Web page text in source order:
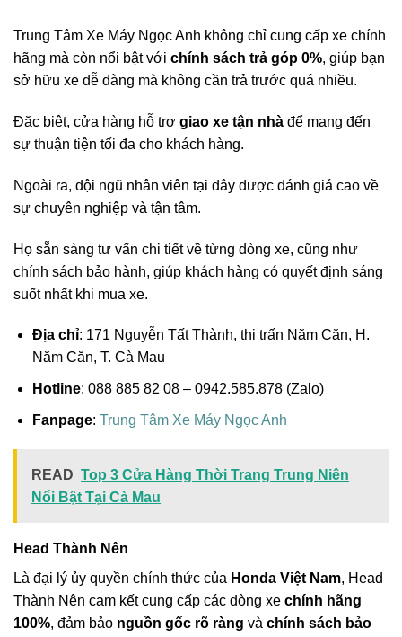
Trung Tâm Xe Máy Ngọc Anh không chỉ cung cấp xe chính
hãng mà còn nổi bật với chính sách trả góp 0%, giúp bạn
sở hữu xe dễ dàng mà không cần trả trước quá nhiều.
Đặc biệt, cửa hàng hỗ trợ giao xe tận nhà để mang đến
sự thuận tiện tối đa cho khách hàng.
Ngoài ra, đội ngũ nhân viên tại đây được đánh giá cao về
sự chuyên nghiệp và tận tâm.
Họ sẵn sàng tư vấn chi tiết về từng dòng xe, cũng như
chính sách bảo hành, giúp khách hàng có quyết định sáng
suốt nhất khi mua xe.
Địa chỉ: 171 Nguyễn Tất Thành, thị trấn Năm Căn, H.
Năm Căn, T. Cà Mau
Hotline: 088 885 82 08 – 0942.585.878 (Zalo)
Fanpage: Trung Tâm Xe Máy Ngọc Anh
READ Top 3 Cửa Hàng Thời Trang Trung Niên
Nổi Bật Tại Cà Mau
Head Thành Nên
Là đại lý ủy quyền chính thức của Honda Việt Nam, Head
Thành Nên cam kết cung cấp các dòng xe chính hãng
100%, đảm bảo nguồn gốc rõ ràng và chính sách bảo